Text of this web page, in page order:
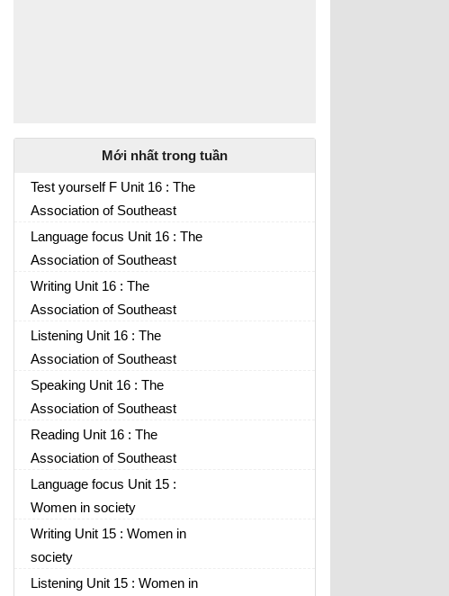
Mới nhất trong tuần
Test yourself F Unit 16 : The
Association of Southeast
Asian nations
Language focus Unit 16 : The
Association of Southeast
Asian nations
Writing Unit 16 : The
Association of Southeast
Asian nations
Listening Unit 16 : The
Association of Southeast
Asian nations
Speaking Unit 16 : The
Association of Southeast
Asian nations
Reading Unit 16 : The
Association of Southeast
Asian nations
Language focus Unit 15 :
Women in society
Writing Unit 15 : Women in
society
Listening Unit 15 : Women in